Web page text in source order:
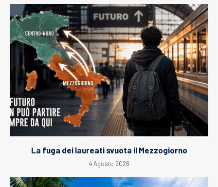
La fuga dei laureati svuota il Mezzogiorno
4 Agosto 2026